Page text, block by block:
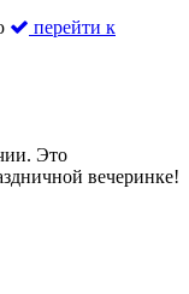
перейти к
Это
вечеринке!